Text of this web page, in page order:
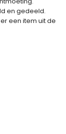
en gedeeld.
een item uit de